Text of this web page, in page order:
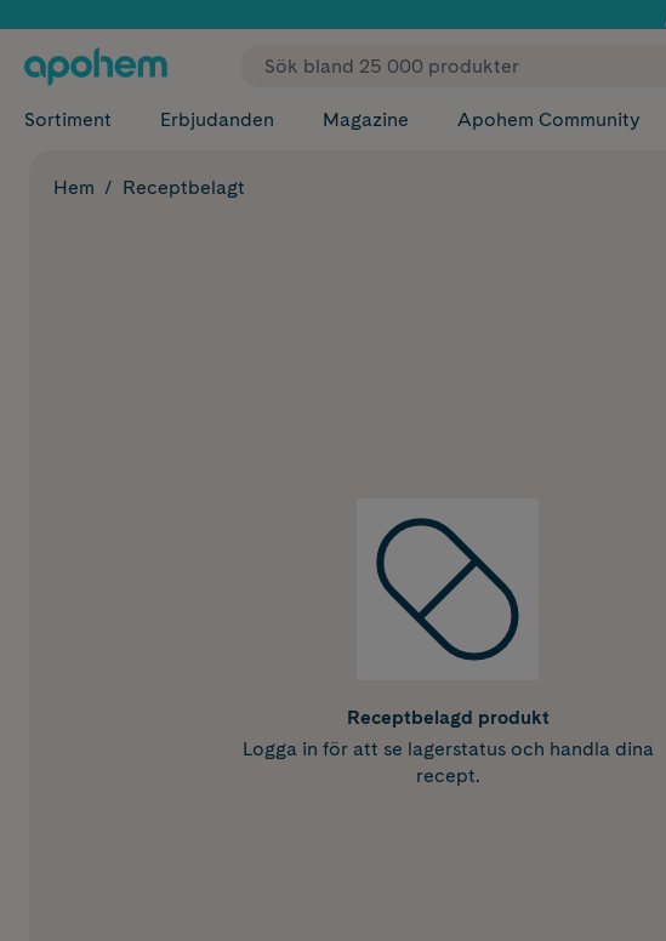
✓ Fri frakt
Sortiment Erbjudanden Magazine Apohem Community
Hem Receptbelagt
Receptbelagd produkt
Logga in för att se lagerstatus och handla dina
recept.